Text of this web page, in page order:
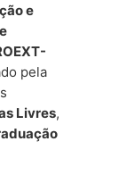
e
pela
Livres,